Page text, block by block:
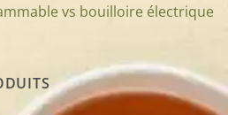
vs bouilloire électrique